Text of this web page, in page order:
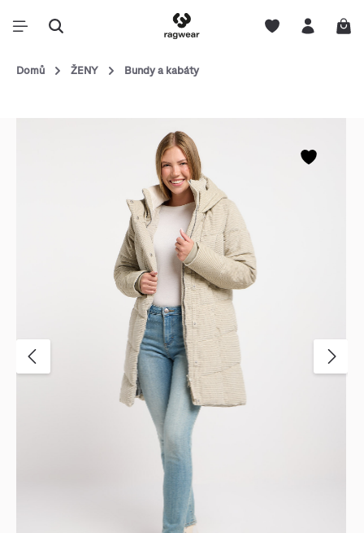
Domů ŽENY Bundy a kabáty